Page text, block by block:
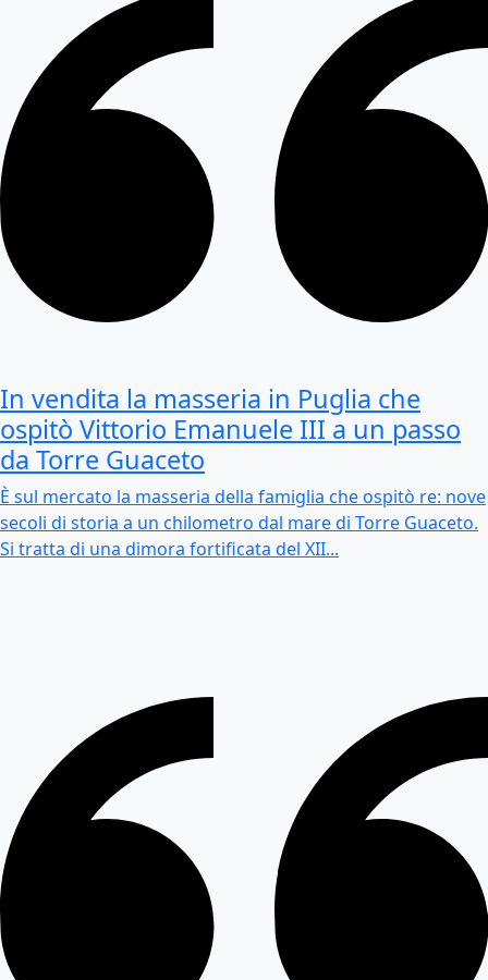
In vendita la masseria in Puglia che
ospitò Vittorio Emanuele III a un passo
da Torre Guaceto
È sul mercato la masseria della famiglia che ospitò re: nove
secoli di storia a un chilometro dal mare di Torre Guaceto.
Si tratta di una dimora fortificata del XII...